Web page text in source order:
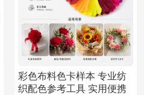
彩色布料色卡样本 专业纺
织配色参考工具 实用便携